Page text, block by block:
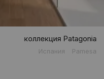
коллекция Patagonia
Испания Pamesa